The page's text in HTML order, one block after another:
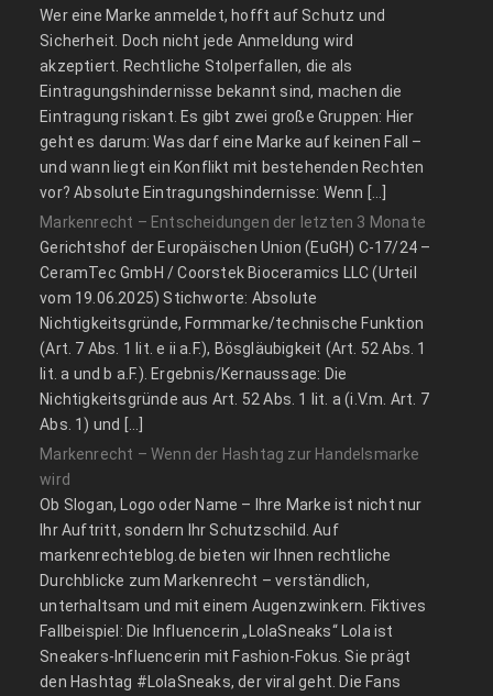
Wer eine Marke anmeldet, hofft auf Schutz und
Sicherheit. Doch nicht jede Anmeldung wird
akzeptiert. Rechtliche Stolperfallen, die als
Eintragungshindernisse bekannt sind, machen die
Eintragung riskant. Es gibt zwei große Gruppen: Hier
geht es darum: Was darf eine Marke auf keinen Fall –
und wann liegt ein Konflikt mit bestehenden Rechten
vor? Absolute Eintragungshindernisse: Wenn […]
Markenrecht – Entscheidungen der letzten 3 Monate
Gerichtshof der Europäischen Union (EuGH) C‑17/24 –
CeramTec GmbH / Coorstek Bioceramics LLC (Urteil
vom 19.06.2025) Stichworte: Absolute
Nichtigkeitsgründe, Formmarke/technische Funktion
(Art. 7 Abs. 1 lit. e ii a.F.), Bösgläubigkeit (Art. 52 Abs. 1
lit. a und b a.F.). Ergebnis/Kernaussage: Die
Nichtigkeitsgründe aus Art. 52 Abs. 1 lit. a (i.V.m. Art. 7
Abs. 1) und […]
Markenrecht – Wenn der Hashtag zur Handelsmarke
wird
Ob Slogan, Logo oder Name – Ihre Marke ist nicht nur
Ihr Auftritt, sondern Ihr Schutzschild. Auf
markenrechteblog.de bieten wir Ihnen rechtliche
Durchblicke zum Markenrecht – verständlich,
unterhaltsam und mit einem Augenzwinkern. Fiktives
Fallbeispiel: Die Influencerin „LolaSneaks“ Lola ist
Sneakers-Influencerin mit Fashion-Fokus. Sie prägt
den Hashtag #LolaSneaks, der viral geht. Die Fans